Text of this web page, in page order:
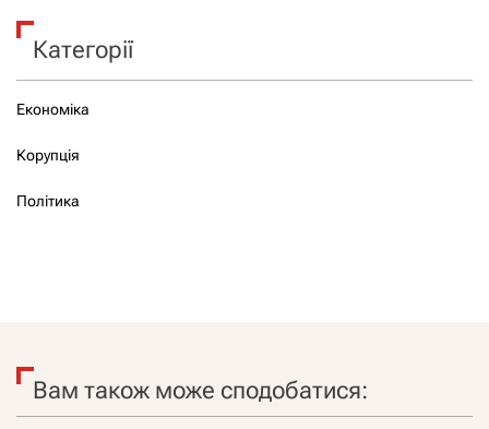
Категорії
Економіка
Корупція
Політика
Вам також може сподобатися: